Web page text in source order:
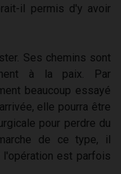
il permis d'y avoir
Ses chemins sont
à la paix. Par
beaucoup essayé
elle pourra être
pour perdre du
de ce type, il
l'opération est parfois